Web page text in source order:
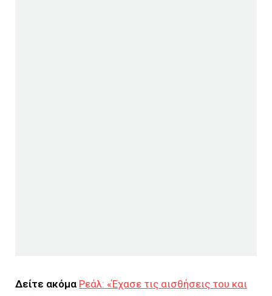
Δείτε ακόμα Ρεάλ: «Έχασε τις αισθήσεις του και